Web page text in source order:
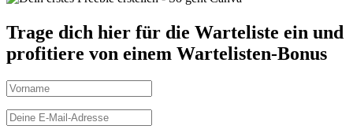
Trage dich hier für die Warteliste ein und
profitiere von einem Wartelisten-Bonus